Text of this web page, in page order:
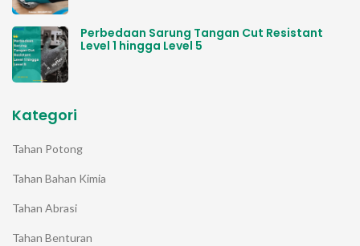
Perbedaan Sarung Tangan Cut Resistant
Level 1 hingga Level 5
Kategori
Tahan Potong
Tahan Bahan Kimia
Tahan Abrasi
Tahan Benturan